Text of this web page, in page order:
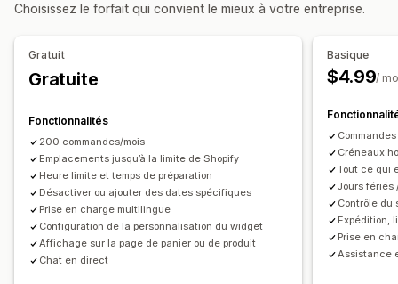
Validation de l’adresse
Étiquettes d’expédition
Options de retrait
Temps de préparation
Limites de commande
Créneaux horaires
Suivi en temps réel
Notifications par SMS Carte des livraisons
Notifications par e-mail
Heures d’arrivée estimées
Suivi du conducteur Suivi des commandes
Preuve de livraison
Synchronisation des données
Mises à jour en temps réel
Notifications par e-mail
Personnalisation
Pages de réservation
Widget de calendrier
Tickets personnalisés Formulaires personnalisés
Notifications personnalisées Image de marque
CSS personnalisées
Choisissez le forfait qui convient le mieux à votre entreprise.
Gratuit
Gratuite
Fonctionnalités
200 commandes/mois
Emplacements jusqu’à la limite de Shopify
Heure limite et temps de préparation
Désactiver ou ajouter des dates spécifiques
Prise en charge multilingue
Configuration de la personnalisation du widget
Affichage sur la page de panier ou de produit
Chat en direct
Basique
$4.99/
Créneaux
Tout ce qui
Jours fériés
Contrôle du
Expédition,
Prise en
Assistance